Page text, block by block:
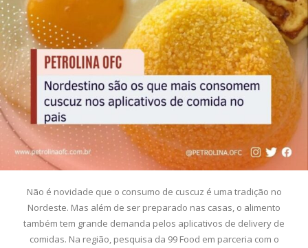
Não é novidade que o consumo de cuscuz é uma tradição no
Nordeste. Mas além de ser preparado nas casas, o alimento
também tem grande demanda pelos aplicativos de delivery de
comidas. Na região, pesquisa da 99 Food em parceria com o